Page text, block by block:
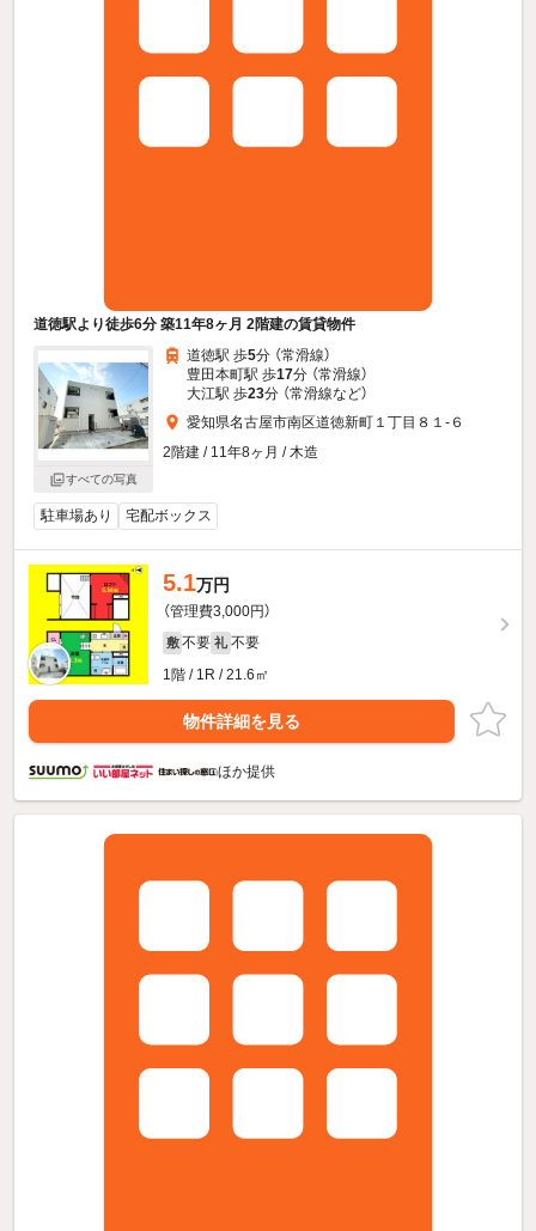
道徳駅より徒歩6分 築11年8ヶ月 2階建の賃貸物件
すべての写真
道徳駅 歩5分 （常滑線）
豊田本町駅 歩17分 （常滑線）
大江駅 歩23分 （常滑線など）
愛知県名古屋市南区道徳新町１丁目８１-６
2階建 / 11年8ヶ月 / 木造
駐車場あり 宅配ボックス
5.1万円
（管理費3,000円）
敷 不要 礼 不要
1階 / 1R / 21.6㎡
物件詳細を見る
ほか提供